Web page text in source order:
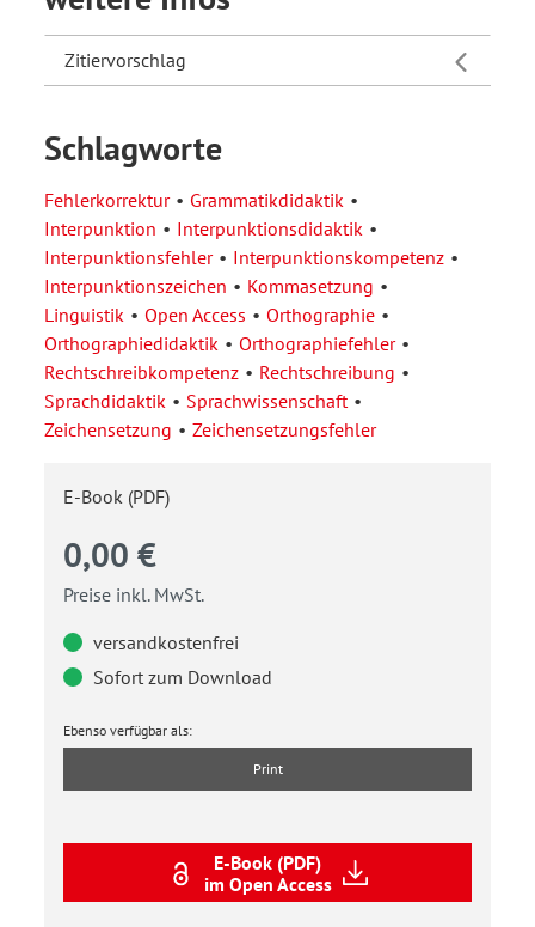
Zitiervorschlag
Schlagworte
Fehlerkorrektur
Grammatikdidaktik
Interpunktion
Interpunktionsdidaktik
Interpunktionsfehler
Interpunktionskompetenz
Interpunktionszeichen
Kommasetzung
Linguistik
Open Access
Orthographie
Orthographiedidaktik
Orthographiefehler
Rechtschreibkompetenz
Rechtschreibung
Sprachdidaktik
Sprachwissenschaft
Zeichensetzung
Zeichensetzungsfehler
E-Book (PDF)
0,00 €
Preise inkl. MwSt.
versandkostenfrei
Sofort zum Download
Ebenso verfügbar als:
Print
E-Book (PDF)
im Open Access